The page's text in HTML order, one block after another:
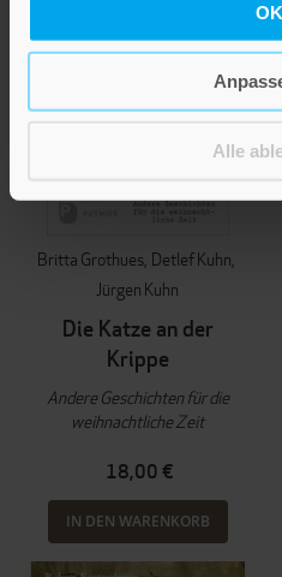
OK
Alle
Britta Grothues Detlef Kuhn
Jürgen Kuhn
Die Katze an der
Krippe
Andere Geschichten für die
weihnachtliche Zeit
18,00 €
IN DEN WARENKORB